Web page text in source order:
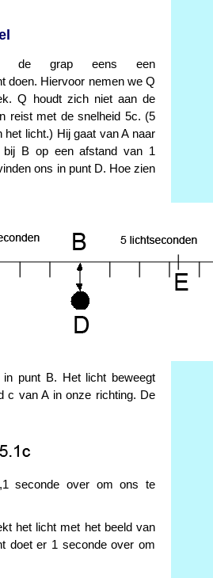
de grap eens een
doen. Hiervoor nemen we Q
Q houdt zich niet aan de
reist met de snelheid 5c. (5
het licht.) Hij gaat van A naar
B op een afstand van 1
ons in punt D. Hoe zien
punt B. Het licht beweegt
c van A in onze richting. De
seconde over om ons te
het licht met het beeld van
doet er 1 seconde over om